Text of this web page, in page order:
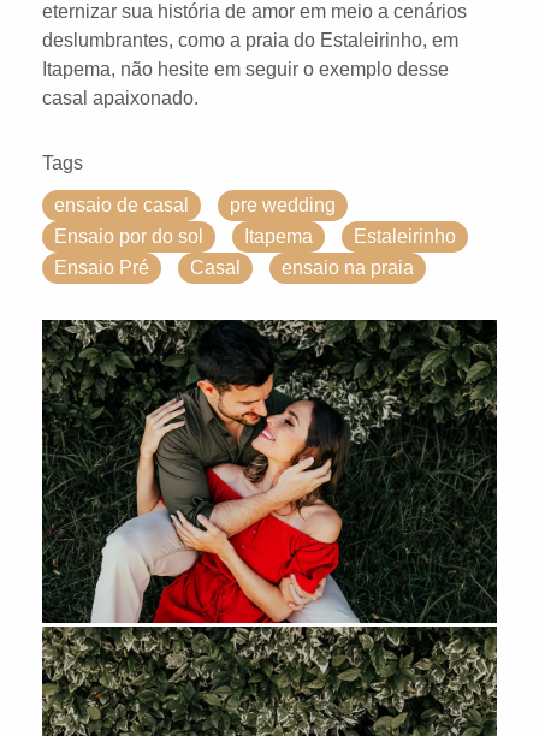
eternizar sua história de amor em meio a cenários
deslumbrantes, como a praia do Estaleirinho, em
Itapema, não hesite em seguir o exemplo desse
casal apaixonado.
Tags
ensaio de casal
pre wedding
Ensaio por do sol
Itapema
Estaleirinho
Ensaio Pré
Casal ensaio na praia